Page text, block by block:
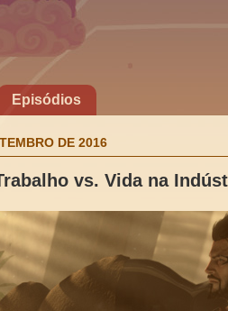
Episódios
DE 2016
vs. Vida na